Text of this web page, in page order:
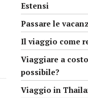
Estensi
Passare le
Il viaggio come
Viaggiare a
possibile?
Viaggio in